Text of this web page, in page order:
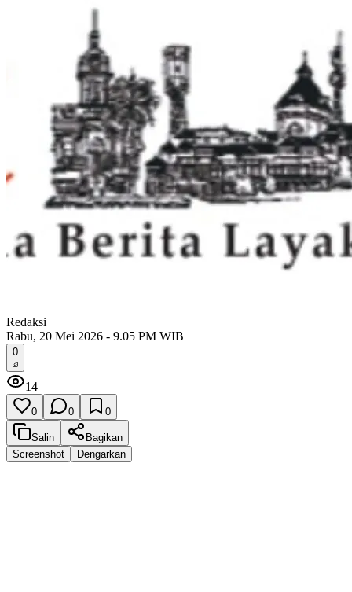
Redaksi
Rabu, 20 Mei 2026 - 9.05 PM WIB
0
14
0 0 0
Salin
Bagikan
Screenshot
Dengarkan